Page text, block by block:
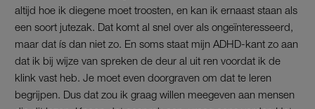
altijd hoe ik diegene moet troosten, en kan ik ernaast staan als
een soort jutezak. Dat komt al snel over als ongeïnteresseerd,
maar dat ís dan niet zo. En soms staat mijn ADHD-kant zo aan
dat ik bij wijze van spreken de deur al uit ren voordat ik de
klink vast heb. Je moet even doorgraven om dat te leren
begrijpen. Dus dat zou ik graag willen meegeven aan mensen